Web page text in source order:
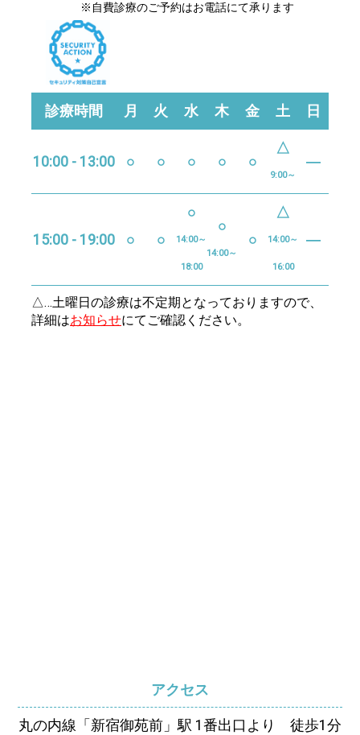
※自費診療のご予約はお電話にて承ります
△…土曜日の診療は不定期となっておりますので、
詳細はお知らせにてご確認ください。
診療時間 月 火 水 木 金 土 日
10:00 - 13:00 ○ ○ ○ ○ ○
△
9:00～
―
15:00 - 19:00 ○ ○
○
14:00～
18:00
○
14:00～
○
△
14:00～
16:00
―
アクセス
丸の内線「新宿御苑前」駅 1番出口より 徒歩1分